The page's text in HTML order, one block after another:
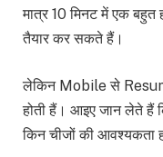
मात्र 10 मिनट में एक
तैयार कर सकते हैं।
लेकिन Mobile से
होती हैं। आइए जान लेते
किन चीजों की आवश्यकता